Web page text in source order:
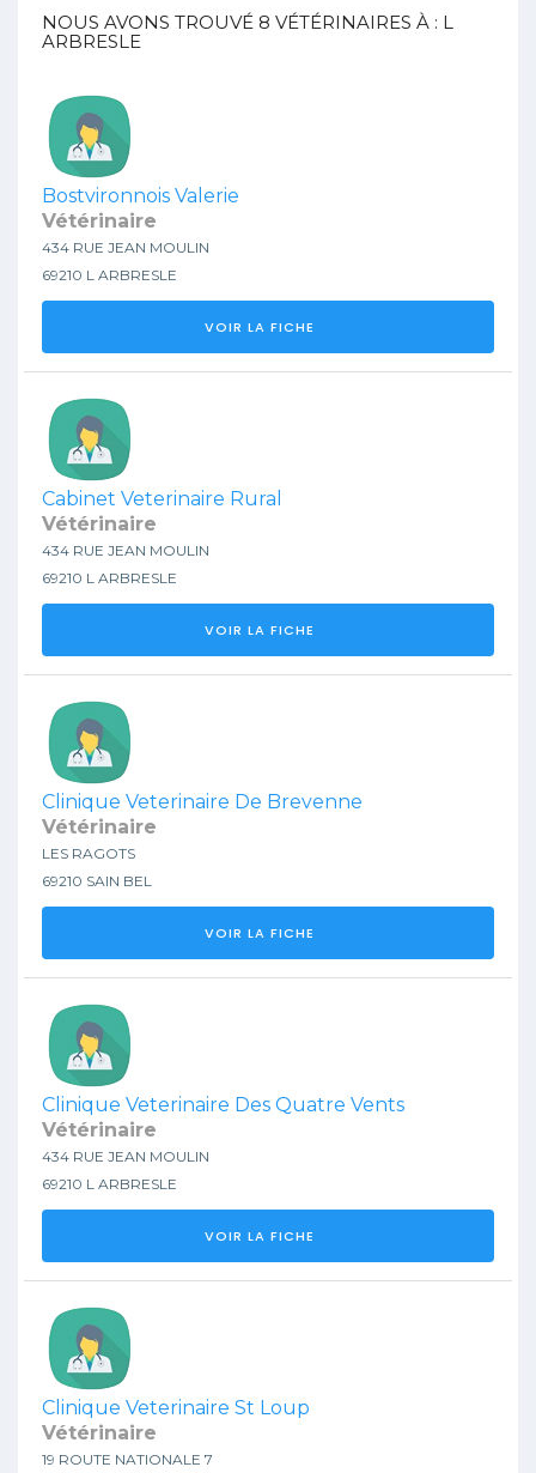
NOUS AVONS TROUVÉ 8 VÉTÉRINAIRES À : L
ARBRESLE
Bostvironnois Valerie
Vétérinaire
434 RUE JEAN MOULIN
69210 L ARBRESLE
VOIR LA FICHE
Cabinet Veterinaire Rural
Vétérinaire
434 RUE JEAN MOULIN
69210 L ARBRESLE
VOIR LA FICHE
Clinique Veterinaire De Brevenne
Vétérinaire
LES RAGOTS
69210 SAIN BEL
VOIR LA FICHE
Clinique Veterinaire Des Quatre Vents
Vétérinaire
434 RUE JEAN MOULIN
69210 L ARBRESLE
VOIR LA FICHE
Clinique Veterinaire St Loup
Vétérinaire
19 ROUTE NATIONALE 7